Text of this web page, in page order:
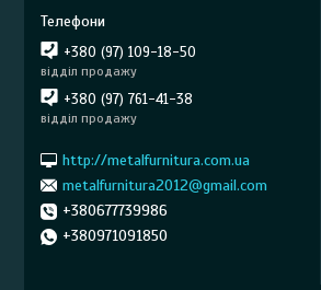
+380 (97) 109-18-50
відділ продажу
+380 (97) 761-41-38
відділ продажу
http://metalfurnitura.com.ua
metalfurnitura2012@gmail.com
+380677739986
+380971091850